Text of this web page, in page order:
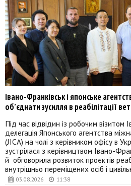
03.08.2026 11:38
Івано-Франківськ і японське
об’єднати зусилля в реабілітації
Під час відвідин із робочим візитом
делегація Японського агентства
(JICA) на чолі з керівником офісу в
зустрілася з керівництвом Івано-
й обговорила розвиток проєктів
внутрішньо переміщених осіб і